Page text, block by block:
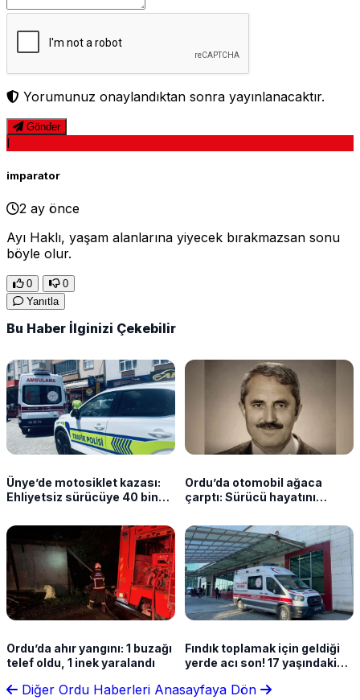
Yorumunuz onaylandıktan sonra yayınlanacaktır.
Gönder
I
imparator
2 ay önce
Ayı Haklı, yaşam alanlarına yiyecek bırakmazsan sonu
böyle olur.
0
0
Yanıtla
Bu Haber İlginizi Çekebilir
Ünye’de motosiklet kazası:
Ehliyetsiz sürücüye 40 bin
Ordu’da otomobil ağaca
çarptı: Sürücü hayatını
Ordu’da ahır yangını: 1 buzağı
telef oldu, 1 inek yaralandı
Fındık toplamak için geldiği
yerde acı son! 17 yaşındaki
bakımda
Diğer Ordu Haberleri Anasayfaya Dön